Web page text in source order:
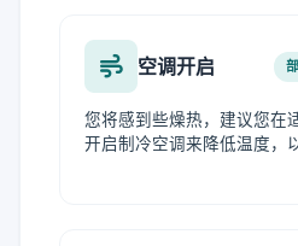
空调开启
您将感到些燥热，建议您在
开启制冷空调来降低温度，